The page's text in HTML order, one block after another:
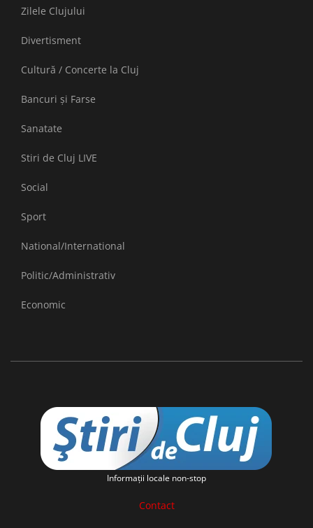
Zilele Clujului
Divertisment
Cultură / Concerte la Cluj
Bancuri și Farse
Sanatate
Stiri de Cluj LIVE
Social
Sport
National/International
Politic/Administrativ
Economic
Informaţii locale non-stop
Contact